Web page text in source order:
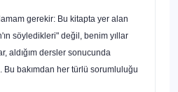
gerekir: Bu kitapta yer alan
söyledikleri" değil, benim yıllar
aldığım dersler sonucun­da
Bu bakımdan her türlü so­rumluluğu